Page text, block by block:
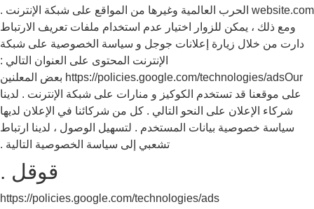
website.com الحرب العالمية وغيرها من المواقع على شبكة الإنترنت .
ومع ذلك ، يمكن للزوار اختيار عدم استخدام ملفات تعريف الارتباط
دارت من خلال زيارة إعلانات جوجل و سياسة الخصوصية على شبكة
الإنترنت المحتوى على العنوان التالي :
https://policies.google.com/technologies/adsOur بعض المعلنين
على موقعنا قد تستخدم الكوكيز و منارات على شبكة الإنترنت . لدينا
شركاء الإعلان على النحو التالي . كل من شركائنا في الإعلان لديها
سياسة خصوصية بيانات المستخدم . لتسهيل الوصول ، لدينا ارتباط
تشعبي إلى سياسة الخصوصية التالية .
قوقل .
https://policies.google.com/technologies/ads